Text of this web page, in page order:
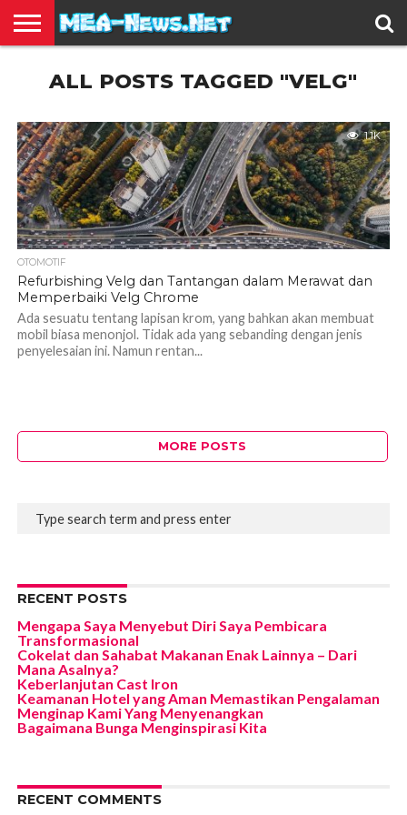
TERBARU
EDUKASI
HIBURAN
INSPIRASI
KESEHATAN
KULINER
OLAH
RAGA
OTOMOTIF
TRAVEL
JUAL
BELI
ALL POSTS TAGGED "VELG"
1.1K
OTOMOTIF
Refurbishing Velg dan Tantangan dalam Merawat dan
Memperbaiki Velg Chrome
Ada sesuatu tentang lapisan krom, yang bahkan akan membuat
mobil biasa menonjol. Tidak ada yang sebanding dengan jenis
penyelesaian ini. Namun rentan...
MORE POSTS
RECENT POSTS
Mengapa Saya Menyebut Diri Saya Pembicara
Transformasional
Cokelat dan Sahabat Makanan Enak Lainnya – Dari
Mana Asalnya?
Keberlanjutan Cast Iron
Keamanan Hotel yang Aman Memastikan Pengalaman
Menginap Kami Yang Menyenangkan
Bagaimana Bunga Menginspirasi Kita
RECENT COMMENTS